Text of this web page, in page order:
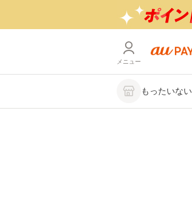
メニュー
もったいな